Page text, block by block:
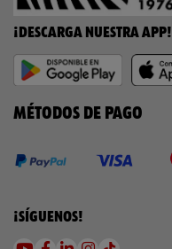
¡DESCARGA NUESTRA APP!
MÉTODOS DE PAGO
¡SÍGUENOS!